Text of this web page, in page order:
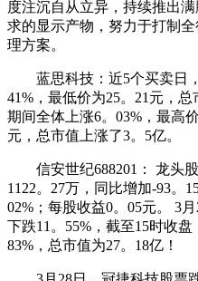
度注沉自从立异，持续推出
求的显示产物，努力于打制
理方案。
蓝思科技：近5个买卖日，
41%，最低价为25。21元，
期间全体上涨6。03%，最高
元，总市值上涨了3。5亿。
信安世纪688201： 龙头股
1122。27万，同比增加-93。
02%；每股收益0。05元。 3
下跌11。55%，截至15时收盘
83%，总市值为27。18亿！